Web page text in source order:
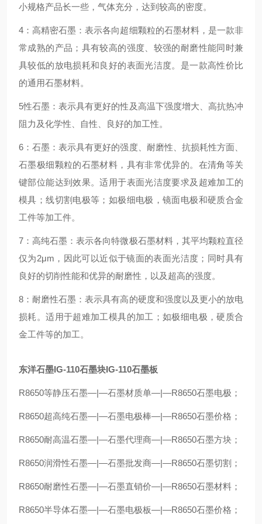
小规格产品长一些，气体充分，达到较高的密度。
4：高精密石墨：表示各向超细颗粒的石墨材料，是一款非
常成熟的产品；具有较高的强度、较强的耐磨性能同时兼
具较低的放电损耗和良好的表面光洁度。是一款高性价比
的通用石墨材料。
5性石墨：表示具有更好的性及高温下强度增大、高抗热冲
阻力及化学性、自性、良好的加工性。
6：石墨：表示具有更好的强度、耐磨性、抗损耗性方面、
石墨极细颗粒的石墨材料，具有非常优异的。在清角等关
键部位能达到效果。适用于表面光洁度要求及超难加工的
模具；线切割电极等；如极细电极，镜面电极和硬质合金
工件等加工件。
7：高纯石墨：表示各向特微极石墨材料，其平均颗粒直径
仅为2μm，因此可以近似于镜面的表面光洁度；同时具有
良好的切削性能和优异的耐磨性，以及超高的强度。
8：耐磨性石墨：表示具有高的硬度和强度以及更小的放电
损耗。适用于超难加工模具的加工；如极细电极，硬质合
金工件等的加工。
东洋石墨IG-110石墨块IG-110石墨板
R8650等静压石墨—|—石墨材质单—|—R8650石墨电极；
R8650超高纯石墨—|—石墨电极棒—|—R8650石墨价格；
R8650耐高温石墨—|—石墨代理商—|—R8650石墨方块；
R8650润滑性石墨—|—石墨批发商—|—R8650石墨切割；
R8650耐磨性石墨—|—石墨直销价—|—R8650石墨材料；
R8650半导体石墨—|—石墨电极板—|—R8650石墨价格；